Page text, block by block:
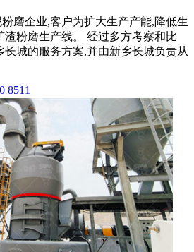
磨企业,客户为扩大生产产能,降低生
渣粉磨生产线。 经过多方考察和比
长城的服务方案,并由新乡长城负责从
8511